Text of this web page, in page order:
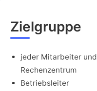
Zielgruppe
jeder Mitarbeiter
Rechenzentrum
Betriebsleiter